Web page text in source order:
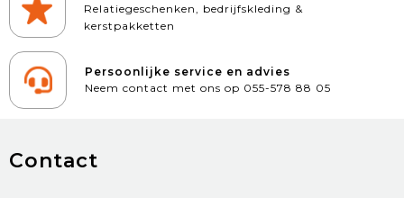
Relatiegeschenken, bedrijfskleding &
kerstpakketten
Persoonlijke service en advies
Neem contact met ons op 055-578 88 05
Contact